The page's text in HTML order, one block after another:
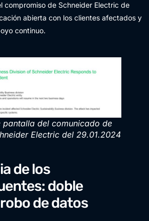
compromiso de Schneider Electric de
abierta con los clientes afectados y
continuo.
pantalla del comunicado de
Electric del 29.01.2024
de los
doble
de datos